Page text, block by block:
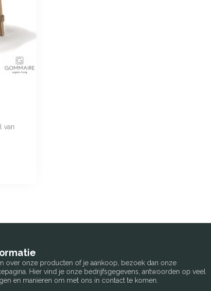
van
over onze producten of je aankoop, bezoek dan onze
Hier vind je onze bedrijfsgegevens, antwoorden op veel
en manieren om met ons in contact te komen.